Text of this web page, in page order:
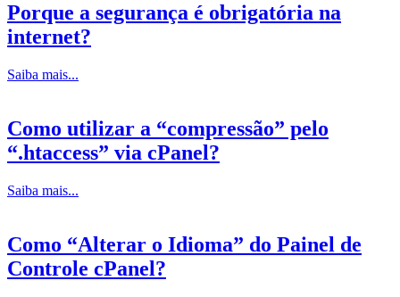
Porque a segurança é obrigatória na
internet?
Saiba mais...
Como utilizar a “compressão” pelo
“.htaccess” via cPanel?
Saiba mais...
Como “Alterar o Idioma” do Painel de
Controle cPanel?